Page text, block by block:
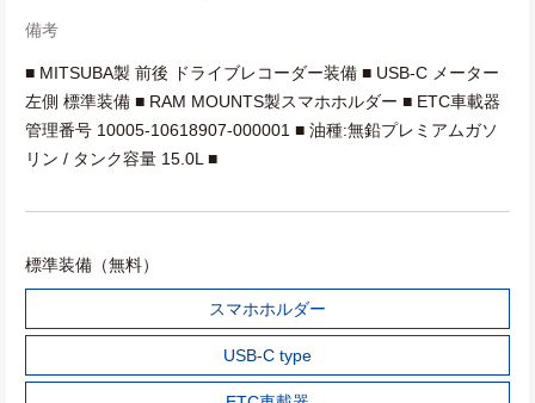
備考
■ MITSUBA製 前後 ドライブレコーダー装備 ■ USB-C メーター
左側 標準装備 ■ RAM MOUNTS製スマホホルダー ■ ETC車載器
管理番号 10005-10618907-000001 ■ 油種:無鉛プレミアムガソ
リン / タンク容量 15.0L ■
標準装備（無料）
スマホホルダー
USB-C type